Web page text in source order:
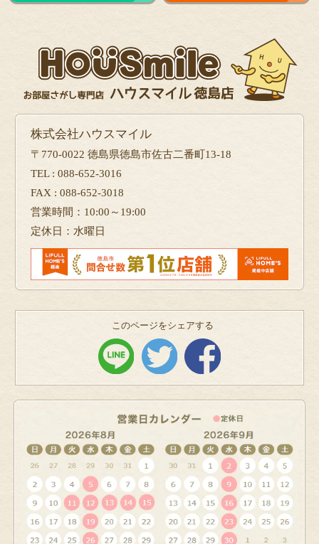
株式会社ハウスマイル
〒770-0022 徳島県徳島市佐古二番町13-18
TEL : 088-652-3016
FAX : 088-652-3018
営業時間：10:00～19:00
定休日：水曜日
このページをシェアする